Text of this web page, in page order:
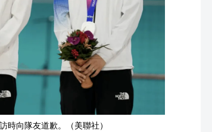
時向隊友道歉。（美聯社）